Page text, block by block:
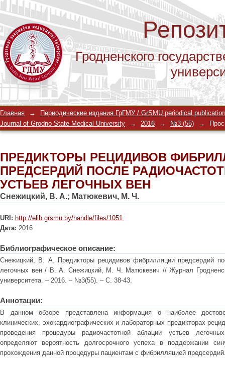
Гродненского
ПРЕДИКТОРЫ РЕЦИДИВОВ
РАДИОЧАСТОТНОЙ АБЛАЦИИ
Главная →
Периодические издания ГрГМУ / GrSMU periodical
Journal of Grodno State Medical University
→ 2016 → №3 (55) →
ПРЕДИКТОРЫ РЕЦИДИВОВ
ПРЕДСЕРДИЙ ПОСЛЕ
УСТЬЕВ ЛЕГОЧНЫХ ВЕН
Снежицкий, В. А.; Матюкевич, М. Ч.
URI: http://elib.grsmu.by/handle/files/1051
Дата: 2016
Библиографическое описание:
Снежицкий, В. А. Предикторы рецидивов фибрилляции предсердий
легочных вен / В. А. Снежицкий, М. Ч. Матюкевич // Журнал
университета. – 2016. – №3(55). – С. 38-43.
Аннотации:
В данном обзоре представлена информация о наиболее
клинических, эхокардиографических и лабораторных предикторах
проведения процедуры радиочастотной аблации устьев
определяют вероятность долгосрочного успеха в поддержании
прохождения данной процедуры пациентам с фибрилляцией